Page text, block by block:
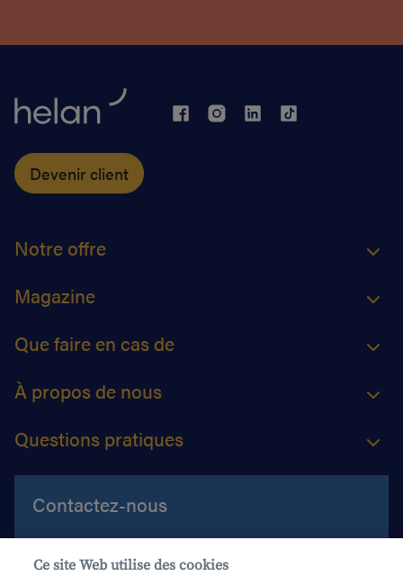
Devenir client
Notre offre
Magazine
Que faire en cas de
À propos de nous
Questions pratiques
Contactez-nous
Aide et contact
Ce site Web utilise des cookies